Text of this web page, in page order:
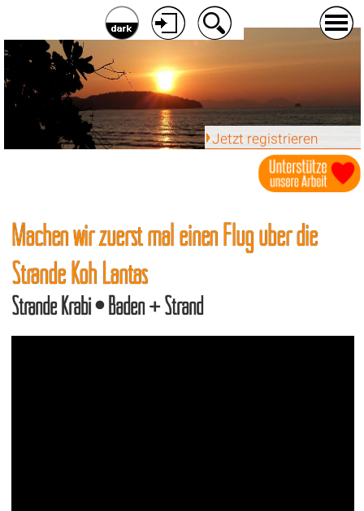
Jetzt registrieren
Machen wir zuerst mal einen Flug über die
Strände Koh Lantas
Strände Krabi • Baden + Strand